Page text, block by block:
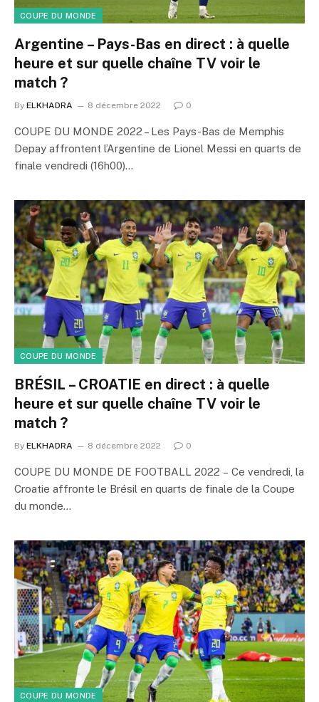
COUPE DU MONDE
Argentine – Pays-Bas en direct : à quelle
heure et sur quelle chaîne TV voir le
match ?
By ELKHADRA 8 décembre 2022 0
COUPE DU MONDE 2022 – Les Pays-Bas de Memphis
Depay affrontent l’Argentine de Lionel Messi en quarts de
finale vendredi (16h00)…
COUPE DU MONDE
BRÉSIL – CROATIE en direct : à quelle
heure et sur quelle chaîne TV voir le
match ?
By ELKHADRA 8 décembre 2022 0
COUPE DU MONDE DE FOOTBALL 2022 – Ce vendredi, la
Croatie affronte le Brésil en quarts de finale de la Coupe
du monde…
COUPE DU MONDE